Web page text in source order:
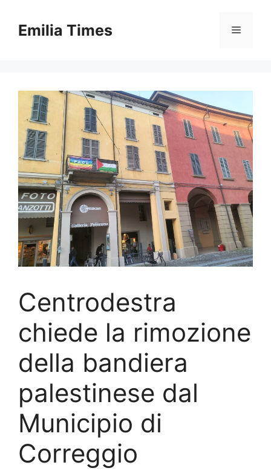
contentEmilia Times Menu
Centrodestra
chiede la rimozione
della bandiera
palestinese dal
Municipio di
Correggio